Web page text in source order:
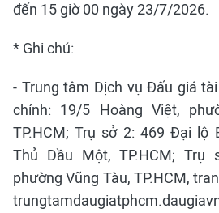
đến 15 giờ 00 ngày 23/7/2026.
* Ghi chú:
- Trung tâm Dịch vụ Đấu giá
chính: 19/5 Hoàng Việt,
TP.HCM; Trụ sở 2: 469 Đại lộ
Thủ Dầu Một, TP.HCM; Trụ
phường Vũng Tàu, TP.HCM,